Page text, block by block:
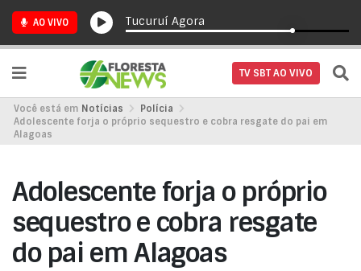
AO VIVO Tucuruí Agora
TV SBT AO VIVO
Você está em Notícias
Polícia
Adolescente forja o próprio sequestro e cobra resgate do pai em
Alagoas
Adolescente forja o próprio
sequestro e cobra resgate
do pai em Alagoas